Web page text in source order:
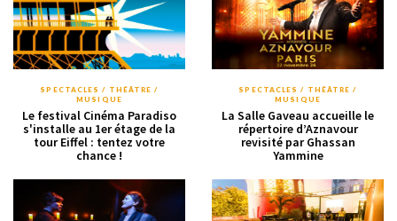
SPECTACLES / THÉÂTRE /
MUSIQUE
Le festival Cinéma Paradiso
s'installe au 1er étage de la
tour Eiffel : tentez votre
chance !
SPECTACLES / THÉÂTRE /
MUSIQUE
La Salle Gaveau accueille le
répertoire d’Aznavour
revisité par Ghassan
Yammine